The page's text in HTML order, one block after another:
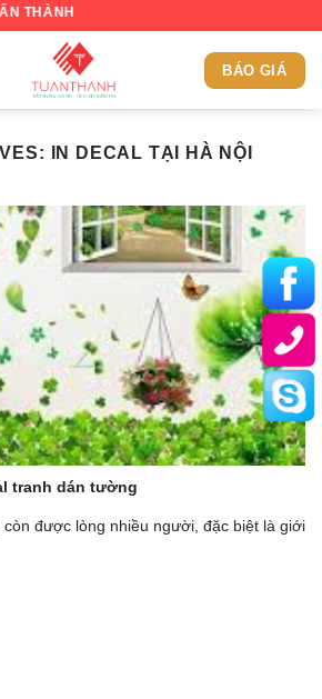
BÁO GIÁ
IN DECAL TẠI HÀ NỘI
tranh dán tường
được lòng nhiều người, đặc biệt là giới